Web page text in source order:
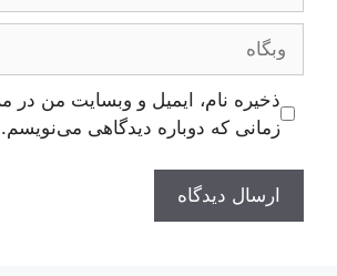
وبگاه
ذخیره نام، ایمیل و وبسایت من در
زمانی که دوباره دیدگاهی می‌نویسم.